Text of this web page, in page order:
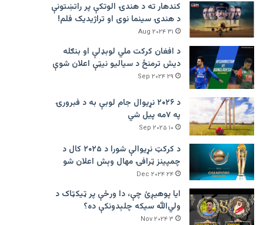
کندهار ته د هندۍ الوتکې پر راتښتونې
د هندۍ سینما نوی او تراژيديک فلم!
۳۱ Aug ۲۰۲۴
د افغان کرکت ملي لوبډلې او بنګله
دیش ترمنځ د سیالیو نیټې اعلان شوې
۲۹ Sep ۲۰۲۴
د ۲۰۲۶ نړیوال جام لوبې به د فبرورۍ
په ۷مه پیل شي
۱۰ Sep ۲۰۲۵
د کرکټ نړیوالې شورا د ۲۰۲۵ کال د
چمپینز ټرافۍ مهال وېش اعلان شو
۲۴ Dec ۲۰۲۴
ایا پوهیږئ چې، دا ورځې پر ټيکټاک د
ولي‌الله سیکه چلېدونکې ده؟
۳ Nov ۲۰۲۴